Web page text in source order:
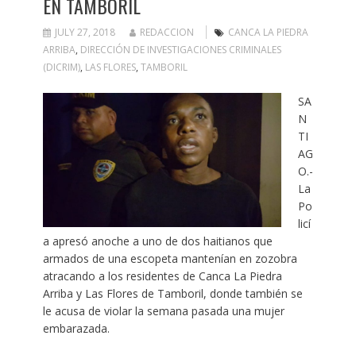
JULY 27, 2018 REDACCION
CANCA LA PIEDRA
ARRIBA, DIRECCIÓN DE INVESTIGACIONES CRIMINALES
(DICRIM), LAS FLORES, TAMBORIL
SA
N
TI
AG
O.-
La
Po
licí
a apresó anoche a uno de dos haitianos que
armados de una escopeta mantenían en zozobra
atracando a los residentes de Canca La Piedra
Arriba y Las Flores de Tamboril, donde también se
le acusa de violar la semana pasada una mujer
embarazada.